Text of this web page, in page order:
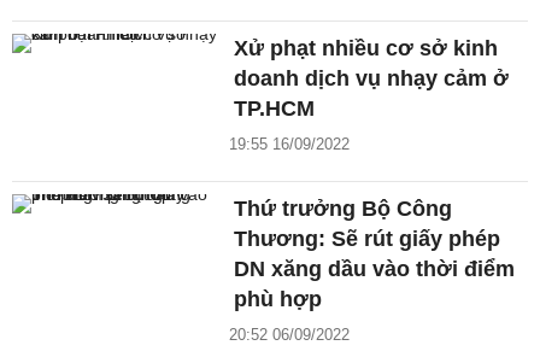
Xử phạt nhiều cơ sở kinh
doanh dịch vụ nhạy cảm ở
TP.HCM
19:55 16/09/2022
Thứ trưởng Bộ Công
Thương: Sẽ rút giấy phép
DN xăng dầu vào thời điểm
phù hợp
20:52 06/09/2022